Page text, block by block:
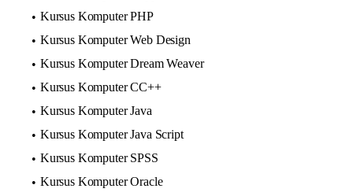
Kursus Komputer PHP
Kursus Komputer Web Design
Kursus Komputer Dream Weaver
Kursus Komputer CC++
Kursus Komputer Java
Kursus Komputer Java Script
Kursus Komputer SPSS
Kursus Komputer Oracle